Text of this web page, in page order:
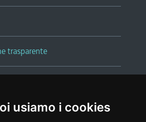
usiamo i cookies
trasparente